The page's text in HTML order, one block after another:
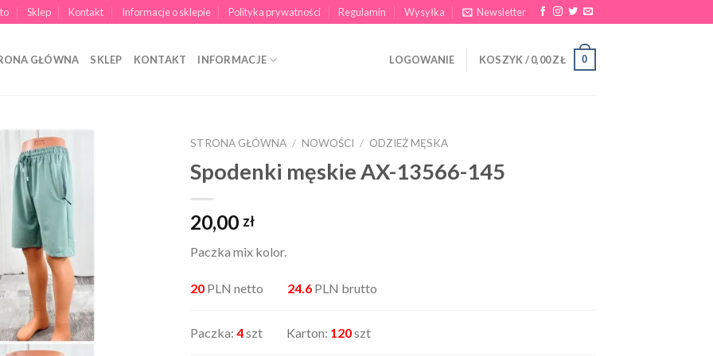
Sklep Kontakt Informacje o sklepie Polityka prywatności Regulamin Wysyłka Newsletter
GŁÓWNA SKLEP KONTAKT INFORMACJE LOGOWANIE KOSZYK /0,00ZŁ 0
STRONA GŁÓWNA / NOWOŚCI / ODZIEŻ MĘSKA
Spodenki męskie AX-13566-145
20,00 zł
Paczka mix kolor.
20 PLN netto 24.6 PLN brutto
Paczka: 4szt Karton: 120szt